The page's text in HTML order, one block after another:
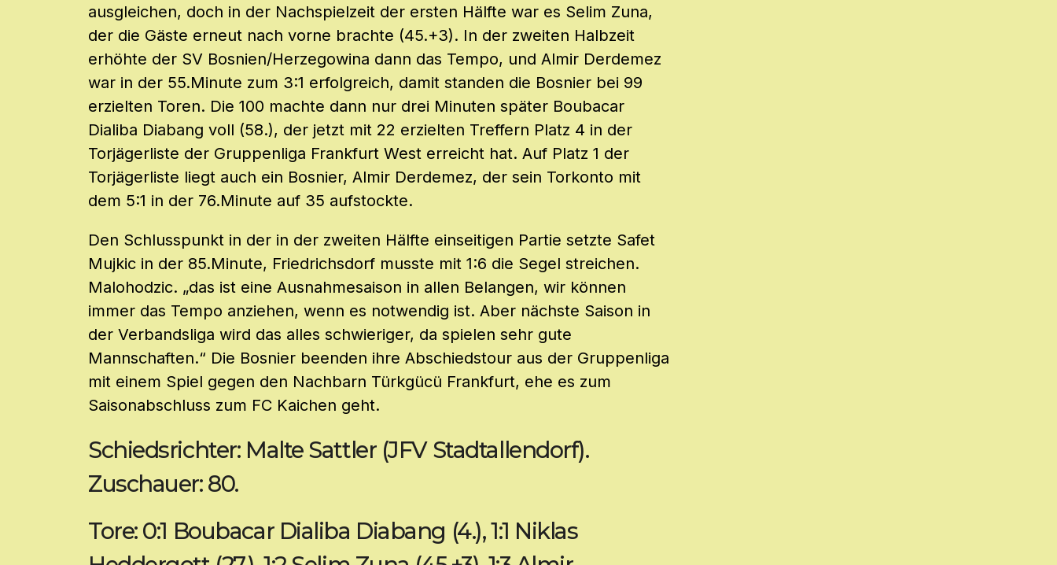
ausgleichen, doch in der Nachspielzeit der ersten Hälfte war es Selim Zuna,
der die Gäste erneut nach vorne brachte (45.+3). In der zweiten Halbzeit
erhöhte der SV Bosnien/Herzegowina dann das Tempo, und Almir Derdemez
war in der 55.Minute zum 3:1 erfolgreich, damit standen die Bosnier bei 99
erzielten Toren. Die 100 machte dann nur drei Minuten später Boubacar
Dialiba Diabang voll (58.), der jetzt mit 22 erzielten Treffern Platz 4 in der
Torjägerliste der Gruppenliga Frankfurt West erreicht hat. Auf Platz 1 der
Torjägerliste liegt auch ein Bosnier, Almir Derdemez, der sein Torkonto mit
dem 5:1 in der 76.Minute auf 35 aufstockte.
Den Schlusspunkt in der in der zweiten Hälfte einseitigen Partie setzte Safet
Mujkic in der 85.Minute, Friedrichsdorf musste mit 1:6 die Segel streichen.
Malohodzic. „das ist eine Ausnahmesaison in allen Belangen, wir können
immer das Tempo anziehen, wenn es notwendig ist. Aber nächste Saison in
der Verbandsliga wird das alles schwieriger, da spielen sehr gute
Mannschaften.“ Die Bosnier beenden ihre Abschiedstour aus der Gruppenliga
mit einem Spiel gegen den Nachbarn Türkgücü Frankfurt, ehe es zum
Saisonabschluss zum FC Kaichen geht.
Schiedsrichter: Malte Sattler (JFV Stadtallendorf).
Zuschauer: 80.
Tore: 0:1 Boubacar Dialiba Diabang (4.), 1:1 Niklas